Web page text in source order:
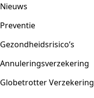
Nieuws
Preventie
Gezondheidsrisico’s
Annuleringsverzekering
Globetrotter Verzekering